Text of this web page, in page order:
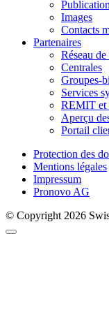
Images
Contacts
Partenaires
Réseau
Centrales
Groupes-
Services
REMIT et
Aperçu
Portail
Protection des
Mentions légales
Impressum
Pronovo AG
© Copyright 2026